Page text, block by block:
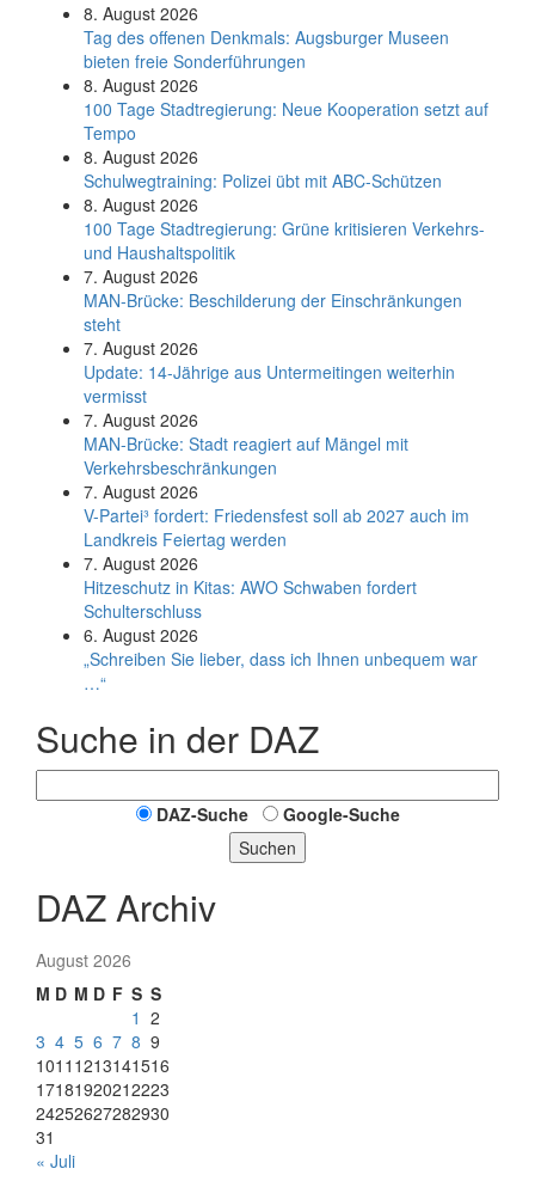
8. August 2026
Tag des offenen Denkmals: Augsburger Museen
bieten freie Sonderführungen
8. August 2026
100 Tage Stadtregierung: Neue Kooperation setzt auf
Tempo
8. August 2026
Schul­weg­trai­ning: Poli­zei übt mit ABC-Schüt­zen
8. August 2026
100 Tage Stadtregierung: Grüne kritisieren Verkehrs-
und Haushaltspolitik
7. August 2026
MAN-Brücke: Beschilderung der Einschränkungen
steht
7. August 2026
Update: 14-Jährige aus Untermeitingen weiterhin
vermisst
7. August 2026
MAN-Brücke: Stadt reagiert auf Mängel mit
Verkehrsbeschränkungen
7. August 2026
V-Partei­³ fordert: Friedens­fest soll ab 2027 auch im
Land­kreis Feier­tag werden
7. August 2026
Hitzeschutz in Kitas: AWO Schwaben fordert
Schulterschluss
6. August 2026
„Schreiben Sie lieber, dass ich Ihnen unbequem war
…“
Suche in der DAZ
DAZ-Suche
Google-Suche
Suchen
DAZ Archiv
August 2026
M D M D F S S
1 2
3 4 5 6 7 8 9
1011 1213141516
17181920212223
24252627282930
31
« Juli